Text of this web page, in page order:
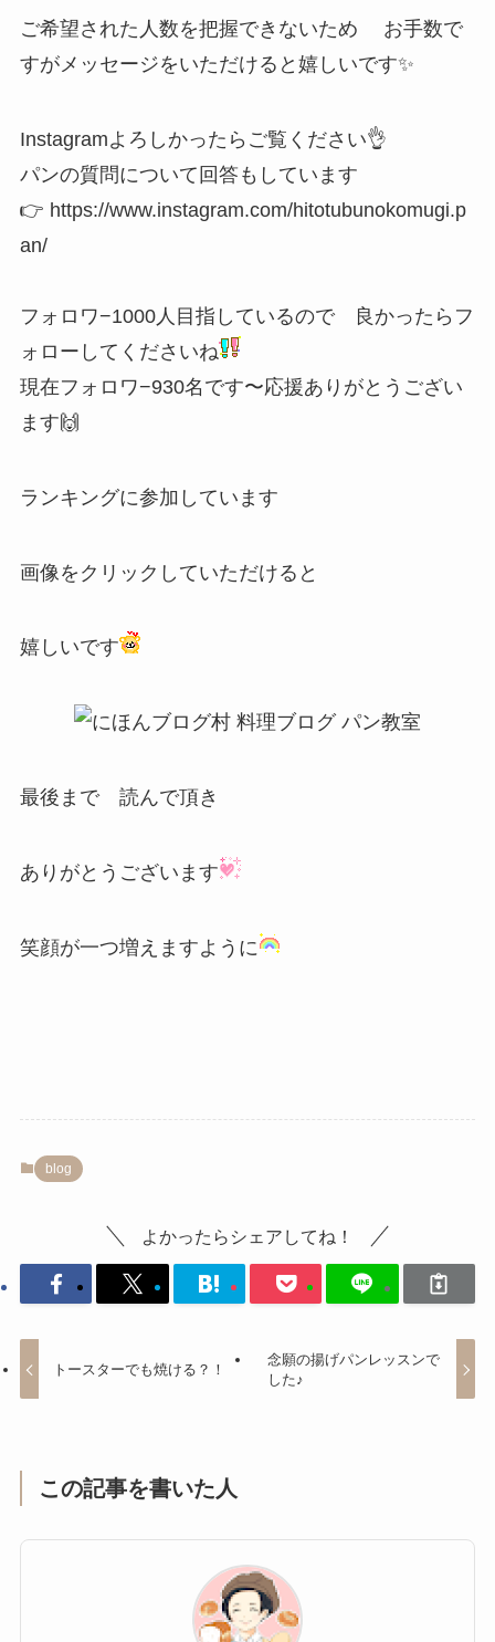
ご希望された人数を把握できないため お手数で
すがメッセージをいただけると嬉しいです✨
Instagramよろしかったらご覧ください👌
パンの質問について回答もしています
👉 https://www.instagram.com/hitotubunokomugi.p
an/
フォロワ−1000人目指しているので 良かったらフ
ォローしてくださいね
現在フォロワ−930名です〜応援ありがとうござい
ます🙌
ランキングに参加しています
画像をクリックしていただけると
嬉しいです
最後まで 読んで頂き
ありがとうございます
笑顔が一つ増えますように
blog
よかったらシェアしてね！
トースターでも焼ける？！
念願の揚げパンレッスンで
した♪
この記事を書いた人